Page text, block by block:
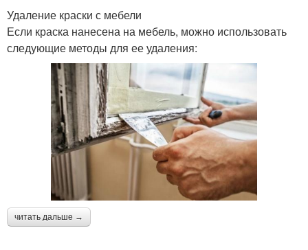
Удаление краски с мебели
Если краска нанесена на мебель, можно использовать
следующие методы для ее удаления:
читать дальше →